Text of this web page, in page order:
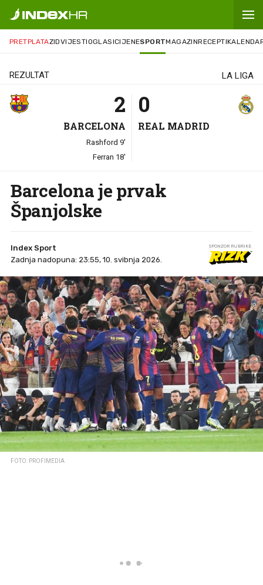
PRETPLATAZIDVIJESTIOGLASICIJENESPORTMAGAZINRECEPTI
REZULTAT LA LIGA
2 0
BARCELONA REAL MADRID
Rashford 9'
Ferran 18'
Barcelona je prvak
Španjolske
Index Sport
Zadnja nadopuna: 23:55, 10. svibnja 2026.
SPONZOR RUBRIKE
FOTO: PROFIMEDIA